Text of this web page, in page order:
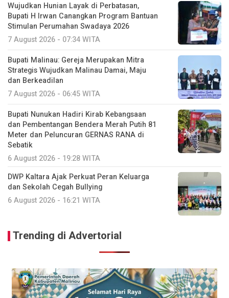
Wujudkan Hunian Layak di Perbatasan,
Bupati H Irwan Canangkan Program Bantuan
Stimulan Perumahan Swadaya 2026
7 August 2026 - 07:34 WITA
Bupati Malinau: Gereja Merupakan Mitra
Strategis Wujudkan Malinau Damai, Maju
dan Berkeadilan
7 August 2026 - 06:45 WITA
Bupati Nunukan Hadiri Kirab Kebangsaan
dan Pembentangan Bendera Merah Putih 81
Meter dan Peluncuran GERNAS RANA di
Sebatik
6 August 2026 - 19:28 WITA
DWP Kaltara Ajak Perkuat Peran Keluarga
dan Sekolah Cegah Bullying
6 August 2026 - 16:21 WITA
Trending di Advertorial